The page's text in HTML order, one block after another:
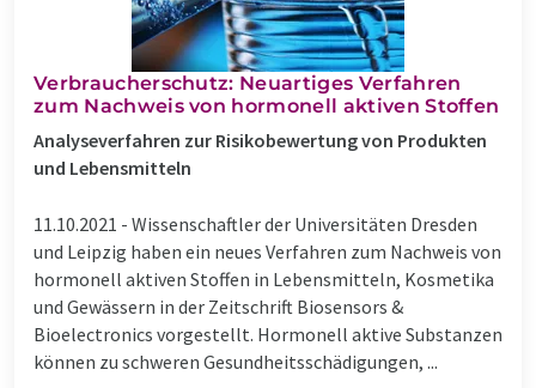
Verbraucherschutz: Neuartiges Verfahren
zum Nachweis von hormonell aktiven Stoffen
Analyseverfahren zur Risikobewertung von Produkten
und Lebensmitteln
11.10.2021 - Wissenschaftler der Universitäten Dresden
und Leipzig haben ein neues Verfahren zum Nachweis von
hormonell aktiven Stoffen in Lebensmitteln, Kosmetika
und Gewässern in der Zeitschrift Biosensors &
Bioelectronics vorgestellt. Hormonell aktive Substanzen
können zu schweren Gesundheitsschädigungen, ...